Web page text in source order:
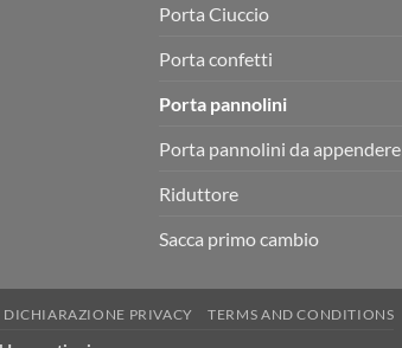
Porta Ciuccio
Porta confetti
Porta pannolini
Porta pannolini da appendere
Riduttore
Sacca primo cambio
DICHIARAZIONE PRIVACY TERMS AND CONDITIONS